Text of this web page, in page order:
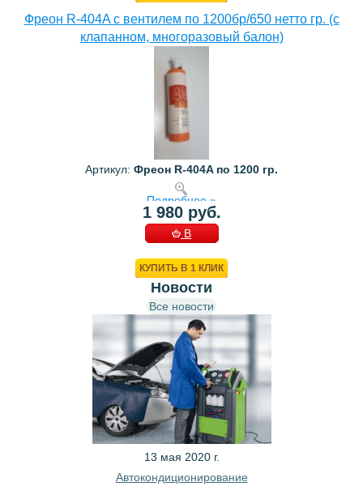
Фреон R-404A с вентилем по 1200бр/650 нетто гр. (с
клапанном, многоразовый балон)
Артикул: Фреон R-404A по 1200 гр.
Подробнее »
1 980 руб.
В
КУПИТЬ В 1 КЛИК
Новости
Все новости
13 мая 2020 г.
Автокондиционирование